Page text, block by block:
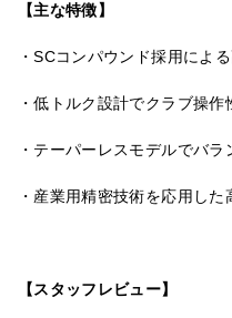
【主な特徴】
・SCコンパウンド採用によ
・低トルク設計でクラブ操作
・テーパーレスモデルでバラ
・産業用精密技術を応用した
【スタッフレビュー】